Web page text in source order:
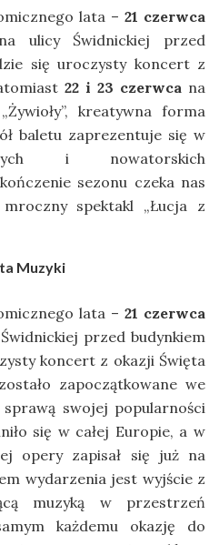
lata – 21 czerwca
ulicy Świdnickiej przed
się uroczysty koncert z
22 i 23 czerwca na
kreatywna forma
baletu zaprezentuje się w
i nowatorskich
sezonu czeka nas
spektakl „Łucja z
Muzyki
lata – 21 czerwca
przed budynkiem
koncert z okazji Święta
zapoczątkowane we
swojej popularności
się w całej Europie, a w
opery zapisał się już na
wydarzenia jest wyjście z
muzyką w przestrzeń
każdemu okazję do